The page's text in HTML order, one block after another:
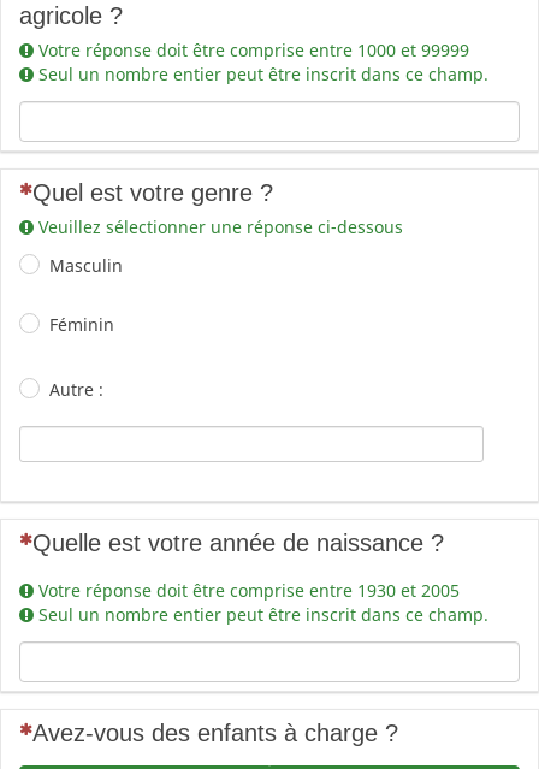
agricole ?
Votre réponse doit être comprise entre 1000 et 99999
Seul un nombre entier peut être inscrit dans ce champ.
(Cette question est obligatoire)
Quel est votre genre ?
Veuillez sélectionner une réponse ci-dessous
Masculin
Féminin
Autre :
(Cette question est obligatoire)
Quelle est votre année de naissance ?
Votre réponse doit être comprise entre 1930 et 2005
Seul un nombre entier peut être inscrit dans ce champ.
(Cette question est obligatoire)
Avez-vous des enfants à charge ?